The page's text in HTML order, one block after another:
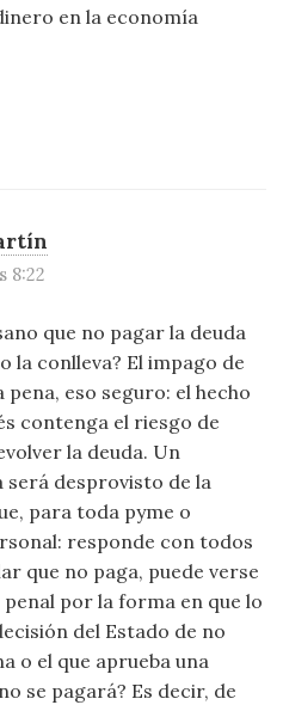
en la economía
8:22
que no pagar la deuda
la conlleva? El impago de
eso seguro: el hecho
contenga el riesgo de
la deuda. Un
desprovisto de la
para toda pyme o
responde con todos
que no paga, puede verse
por la forma en que lo
del Estado de no
o el que aprueba una
se pagará? Es decir, de